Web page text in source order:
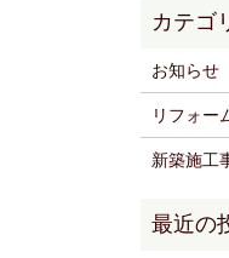
お知らせ
リフォー
新築施工